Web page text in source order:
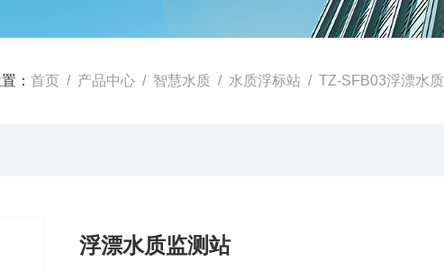
： 首页 / 产品中心 / 智慧水质 / 水质浮标站 / TZ-SFB03浮漂水
浮漂水质监测站